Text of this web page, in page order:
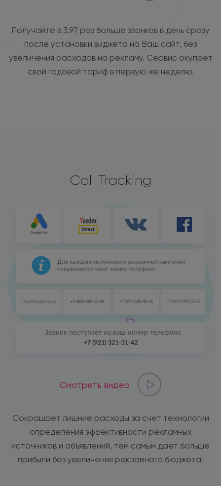
Получайте в 3,97 раз больше звонков в день сразу
после установки виджета на Ваш сайт, без
увеличения расходов на рекламу. Сервис окупает
свой годовой тариф в первую же неделю.
Call Tracking
Смотреть видео
Сокращает лишние расходы за счет технологии
определения эффективности рекламных
источников и объявлений, тем самым дает больше
прибыли без увеличения рекламного бюджета.